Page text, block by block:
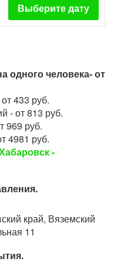
Выберите дату
одного человека- от
433 руб.
- от 813 руб.
969 руб.
4981 руб.
-
край, Вяземский
11